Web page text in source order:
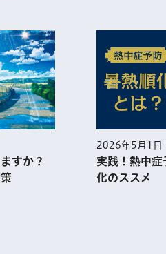
すか？
2026年5月1日
実践！熱中
化のススメ